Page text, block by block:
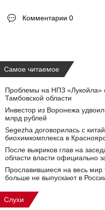
Комментарии 0
Самое читаемое
Проблемы на НПЗ «Лукойла»
Тамбовской области
Инвестор из Воронежа
млрд рублей
Segezha договорилась с
биохимкомплекса в
После выкриков глав на
области власти официально
Прославившиеся на весь
больше не выпускают в
Слухи